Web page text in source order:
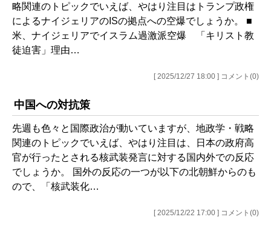
略関連のトピックでいえば、やはり注目はトランプ政権
によるナイジェリアのISの拠点への空爆でしょうか。 ■
米、ナイジェリアでイスラム過激派空爆 「キリスト教
徒迫害」理由…
[ 2025/12/27 18:00 ] コメント(0)
中国への対抗策
先週も色々と国際政治が動いていますが、地政学・戦略
関連のトピックでいえば、やはり注目は、日本の政府高
官が行ったとされる核武装発言に対する国内外での反応
でしょうか。 国外の反応の一つが以下の北朝鮮からのも
ので、「核武装化…
[ 2025/12/22 17:00 ] コメント(0)